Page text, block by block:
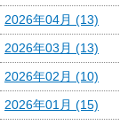
2026年04月 (13)
2026年03月 (13)
2026年02月 (10)
2026年01月 (15)